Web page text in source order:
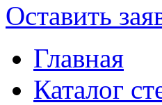
Оставить
Главная
Каталог